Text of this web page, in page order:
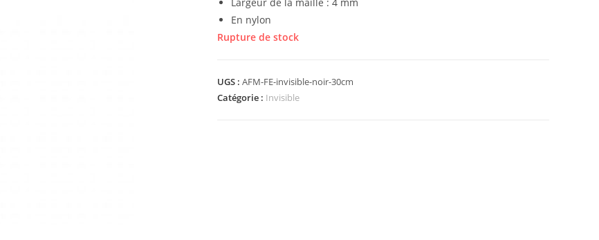
En nylon
Rupture de stock
UGS : AFM-FE-invisible-noir-30cm
Catégorie : Invisible